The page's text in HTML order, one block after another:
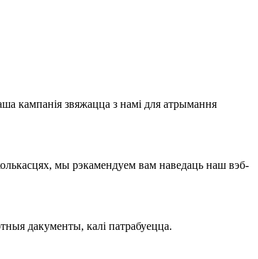
кампанія звяжацца з намі для атрымання
мы рэкамендуем вам наведаць наш вэб-
дакументы, калі патрабуецца.